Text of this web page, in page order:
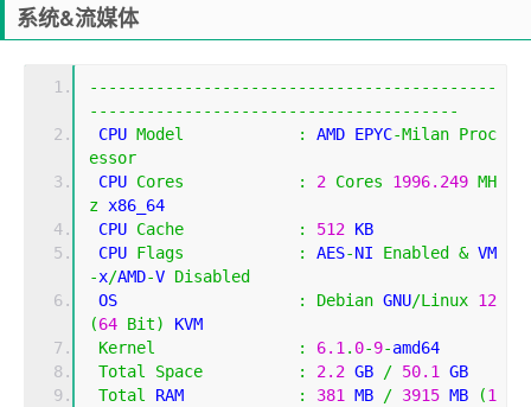
系统&流媒体
-------------------------------------------
---------------------------------------
CPU Model : AMD EPYC-Milan Proc
essor
CPU Cores : 2 Cores 1996.249 MH
z x86_64
CPU Cache : 512 KB
CPU Flags : AES-NI Enabled & VM
-x/AMD-V Disabled
OS
: Debian GNU/Linux 12
(64 Bit)
KVM
Kernel
: 6.1 . 0-9-amd64
Total
Space : 2.2 GB / 50.1
GB
Total
RAM : 381 MB / 3915 MB (1